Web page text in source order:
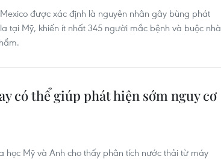
được xác định là nguyên nhân gây bùng phát
tại Mỹ, khiến ít nhất 345 người mắc bệnh và buộc nhà
có thể giúp phát hiện sớm nguy cơ
học Mỹ và Anh cho thấy phân tích nước thải từ máy